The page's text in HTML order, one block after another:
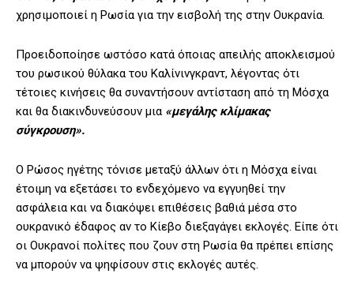
χρησιμοποιεί η Ρωσία για την εισβολή της στην Ουκρανία.
Προειδοποίησε ωστόσο κατά όποιας απειλής αποκλεισμού
του ρωσικού θύλακα του Καλίνινγκραντ, λέγοντας ότι
τέτοιες κινήσεις θα συναντήσουν αντίσταση από τη Μόσχα
και θα διακινδυνεύσουν μια «μεγάλης κλίμακας
σύγκρουση».
Ο Ρώσος ηγέτης τόνισε μεταξύ άλλων ότι η Μόσχα είναι
έτοιμη να εξετάσει το ενδεχόμενο να εγγυηθεί την
ασφάλεια και να διακόψει επιθέσεις βαθιά μέσα στο
ουκρανικό έδαφος αν το Κίεβο διεξαγάγει εκλογές. Είπε ότι
οι Ουκρανοί πολίτες που ζουν στη Ρωσία θα πρέπει επίσης
να μπορούν να ψηφίσουν στις εκλογές αυτές.